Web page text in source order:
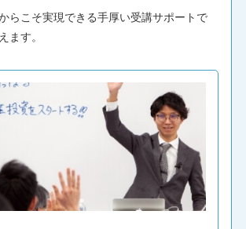
らこそ実現できる手厚い受講サポートで
ます。